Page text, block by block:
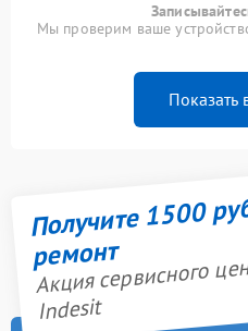
Мы проверим ваше
Показать
Получите 1500
ремонт
Акция сервисного
Indesit